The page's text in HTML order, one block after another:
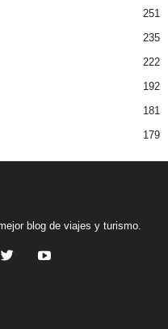
251
235
222
192
181
179
blog de viajes y turismo.